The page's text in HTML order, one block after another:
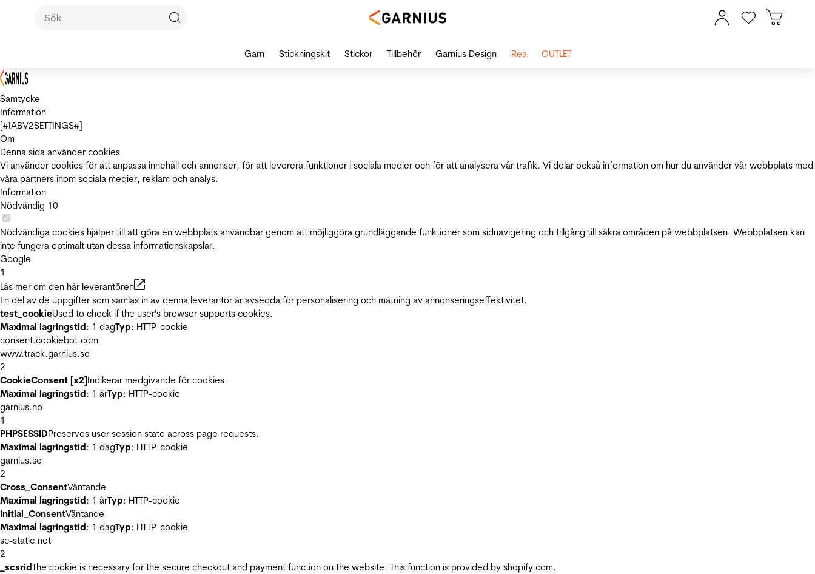
Samtycke
Information
[#IABV2SETTINGS#]
Om
Denna sida använder cookies
Vi använder cookies för att anpassa innehåll och annonser, för att leverera funktioner i sociala medier och för att analysera vår trafik. Vi delar också information om hur du använder vår webbplats med
våra partners inom sociala medier, reklam och analys.
Information
Nödvändig 10
Nödvändiga cookies hjälper till att göra en webbplats användbar genom att möjliggöra grundläggande funktioner som sidnavigering och tillgång till säkra områden på webbplatsen. Webbplatsen kan
inte fungera optimalt utan dessa informationskapslar.
Google
1
Läs mer om den här leverantören
En del av de uppgifter som samlas in av denna leverantör är avsedda för personalisering och mätning av annonseringseffektivitet.
test_cookieUsed to check if the user's browser supports cookies.
Maximal lagringstid: 1 dagTyp: HTTP-cookie
consent.cookiebot.com
www.track.garnius.se
2
CookieConsent [x2]Indikerar medgivande för cookies.
Maximal lagringstid: 1 årTyp: HTTP-cookie
garnius.no
1
PHPSESSIDPreserves user session state across page requests.
Maximal lagringstid: 1 dagTyp: HTTP-cookie
garnius.se
2
Cross_ConsentVäntande
Maximal lagringstid: 1 årTyp: HTTP-cookie
Initial_ConsentVäntande
Maximal lagringstid: 1 dagTyp: HTTP-cookie
sc-static.net
2
_scsridThe cookie is necessary for the secure checkout and payment function on the website. This function is provided by shopify.com.
Garn Stickningskit Stickor Tillbehör Garnius Design Rea OUTLET